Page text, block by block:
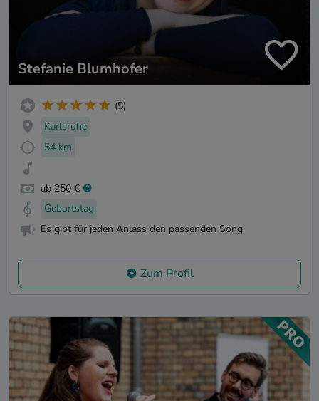
Stefanie Blumhofer
(5)
Karlsruhe
54 km
ab 250 €
Geburtstag
Es gibt für jeden Anlass den passenden Song
Zum Profil